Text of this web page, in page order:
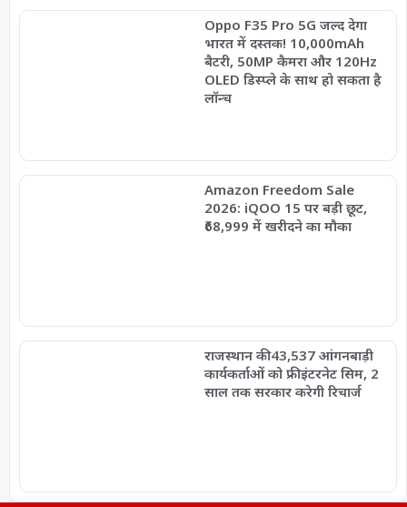
Oppo F35 Pro 5G जल्द देगा
भारत में दस्तक! 10,000mAh
बैटरी, 50MP कैमरा और 120Hz
OLED डिस्प्ले के साथ हो सकता है
लॉन्च
Amazon Freedom Sale
2026: iQOO 15 पर बड़ी छूट,
₹68,999 में खरीदने का मौका
राजस्थान की 43,537 आंगनबाड़ी
कार्यकर्ताओं को फ्री इंटरनेट सिम, 2
साल तक सरकार करेगी रिचार्ज